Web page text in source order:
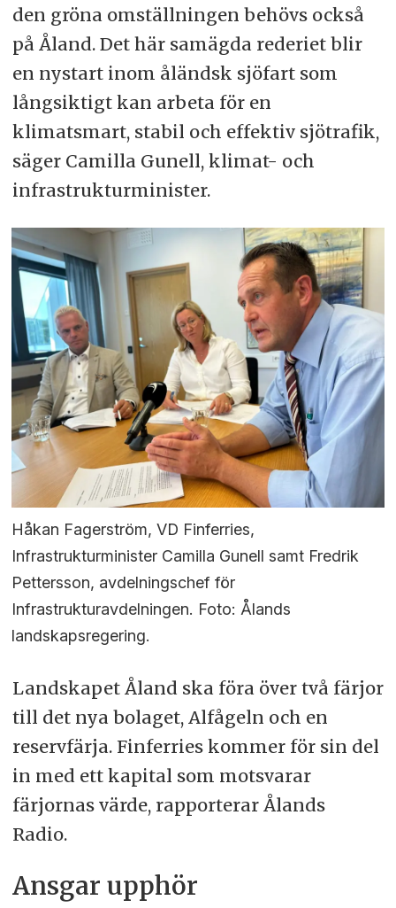
den gröna omställningen behövs också
på Åland. Det här samägda rederiet blir
en nystart inom åländsk sjöfart som
långsiktigt kan arbeta för en
klimatsmart, stabil och effektiv sjötrafik,
säger Camilla Gunell, klimat- och
infrastrukturminister.
Håkan Fagerström, VD Finferries,
Infrastrukturminister Camilla Gunell samt Fredrik
Pettersson, avdelningschef för
Infrastrukturavdelningen. Foto: Ålands
landskapsregering.
Landskapet Åland ska föra över två färjor
till det nya bolaget, Alfågeln och en
reservfärja. Finferries kommer för sin del
in med ett kapital som motsvarar
färjornas värde, rapporterar Ålands
Radio.
Ansgar upphör